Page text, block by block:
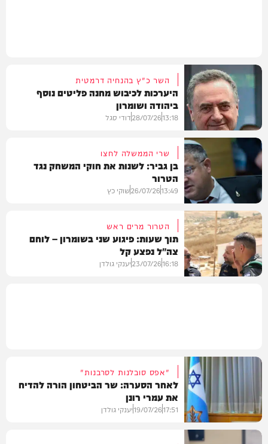
חדשות
השר כ"ץ בהנחיה דרמטית
היערכות לכיבוש מחנה פליטים נוסף
ביהודה ושומרון
13:18
28/07/26דודי סגל
חדשות
שרי הממשלה לחצו
בן גביר: לשנות את חוקי המשחק נגד
הטרור
13:49
26/07/26שוקי כץ
הטרור מרים ראש
תוך שעות: פיגוע שני בשומרון – לוחם
צה"ל נפצע קל
16:18
23/07/26יענקי גולדן
"אפס סובלנות לסרבנות"
לאחר הסערה: שר הביטחון הורה להדיח
את עמרי רונן
17:51
19/07/26יענקי גולדן